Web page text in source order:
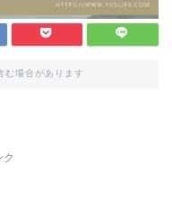
む場合があります
ク